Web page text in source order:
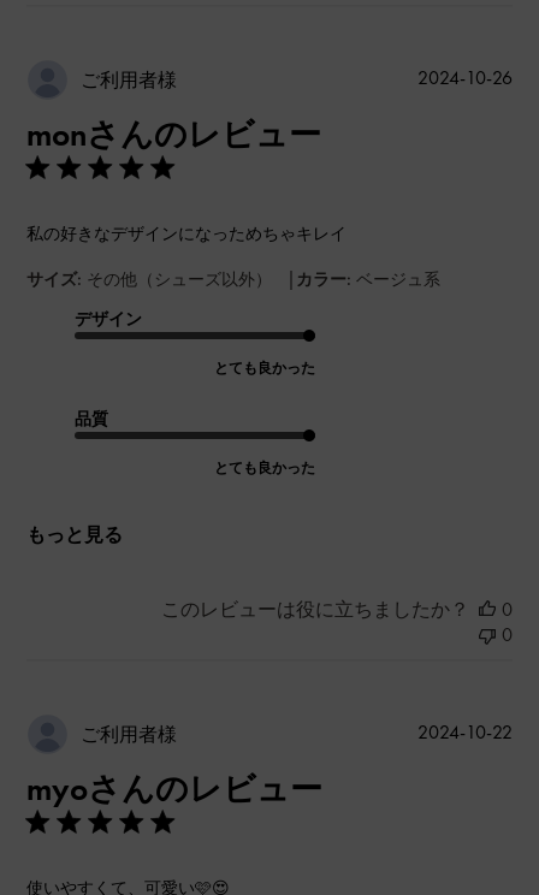
ご利用者様
monさんのレビュー
私の好きなデザインになっためちゃキレイ
サイズ: その他（シューズ以外） | カラー: ベージュ系
デザイン
とても良かった
品質
とても良かった
もっと見る
公
2024-10-26
このレビューは役に立ちましたか？
0
0
ご利用者様
myoさんのレビュー
使いやすくて、可愛い🩷😍
公
2024-10-22